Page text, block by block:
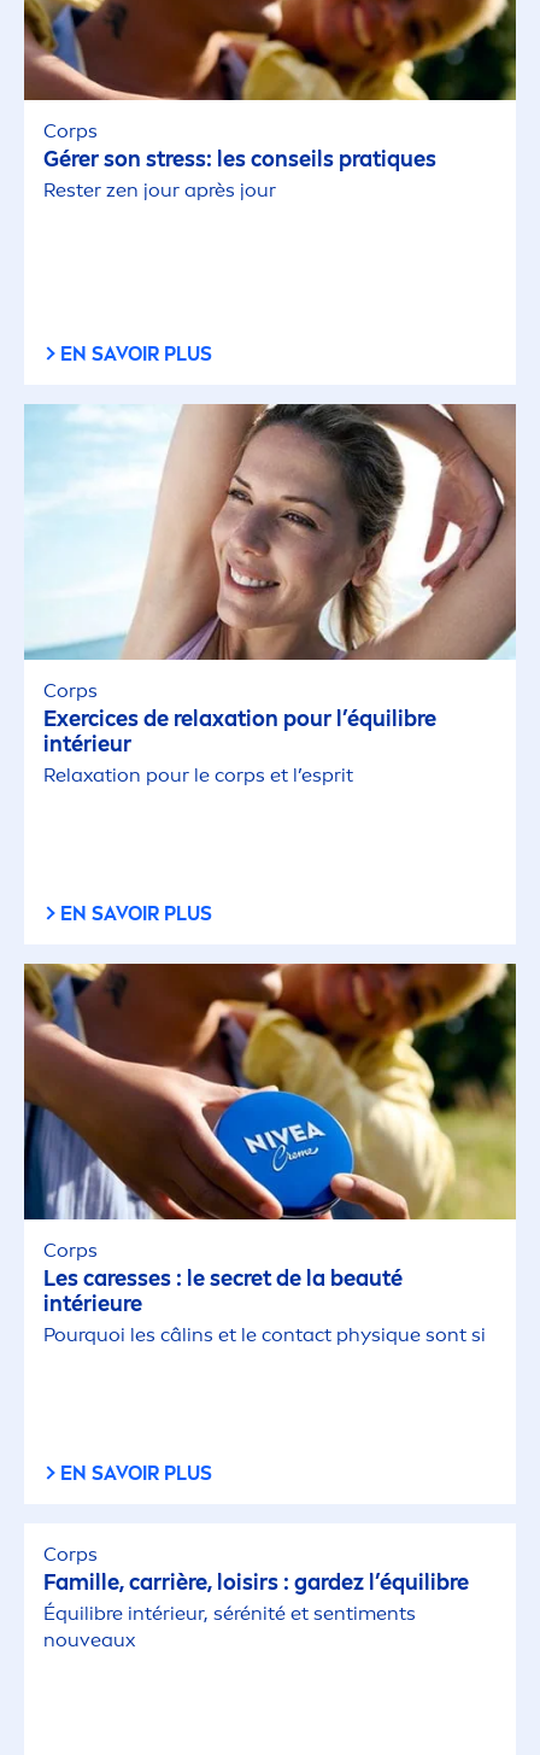
Corps
Gérer son stress: les conseils pratiques
Rester zen jour après jour
EN SAVOIR PLUS
Corps
Exercices de relaxation pour l’équilibre
intérieur
Relaxation pour le corps et l’esprit
EN SAVOIR PLUS
Corps
Lescaresses : le secret de la beauté
intérieure
Pourquoi les câlins et le contact physique sont si
EN SAVOIR PLUS
Corps
Famille, carrière, loisirs : gardez l’équilibre
Équilibre intérieur, sérénité et sentiments
nouveaux